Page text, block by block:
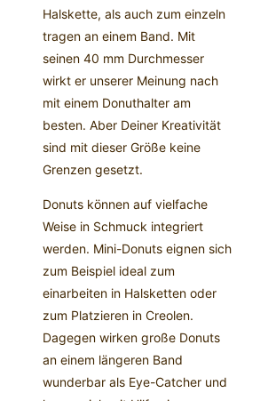
Halskette, als auch zum einzeln
tragen an einem Band. Mit
seinen 40 mm Durchmesser
wirkt er unserer Meinung nach
mit einem Donuthalter am
besten. Aber Deiner Kreativität
sind mit dieser Größe keine
Grenzen gesetzt.
Donuts können auf vielfache
Weise in Schmuck integriert
werden. Mini-Donuts eignen sich
zum Beispiel ideal zum
einarbeiten in Halsketten oder
zum Platzieren in Creolen.
Dagegen wirken große Donuts
an einem längeren Band
wunderbar als Eye-Catcher und